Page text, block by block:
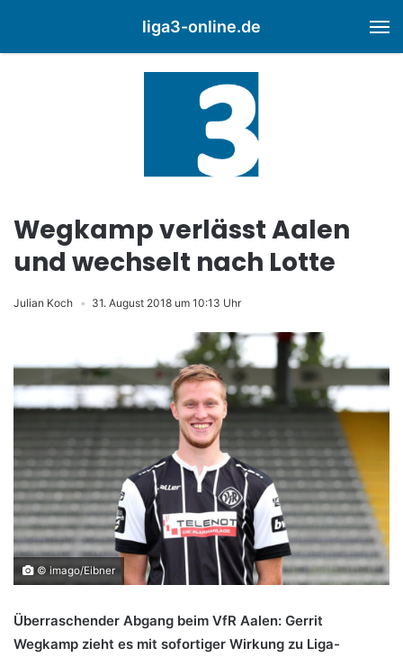
liga3-online.de
Wegkamp verlässt Aalen
und wechselt nach Lotte
Julian Koch 31. August 2018 um 10:13 Uhr
© imago/Eibner
Überraschender Abgang beim VfR Aalen: Gerrit
Wegkamp zieht es mit sofortiger Wirkung zu Liga-